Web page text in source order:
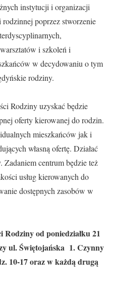
instytucji i organizacji
rodzinnej poprzez stworzenie
i szkoleń i
w decydowaniu o tym
rodziny.
Rodziny uzyskać będzie
oferty kierowanej do rodzin.
mieszkańców jak i
własną ofertę. Działać
centrum będzie też
usług kierowanych do
dostępnych zasobów w
od poniedziałku 21
ul. Świętojańska 1. Czynny
10-17 oraz w każdą drugą